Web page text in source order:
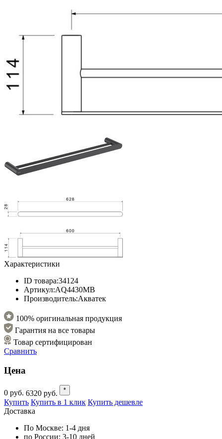
Характеристики
ID товара:34124
Артикул:AQ4430MB
Производитель:Акватек
100% оригинальная продукция
Гарантия на все товары
Товар сертифицирован
Сравнить
Цена
0 руб. 6320 руб. *
Купить Купить в 1 клик Купить дешевле
Доставка
По Москве: 1-4 дня
по России: 3-10 дней